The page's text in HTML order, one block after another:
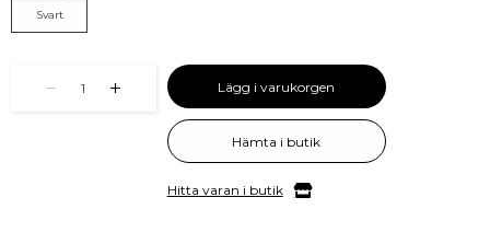
Svart
1 Lägg i varukorgen
Hämta i butik
Hitta varan i butik